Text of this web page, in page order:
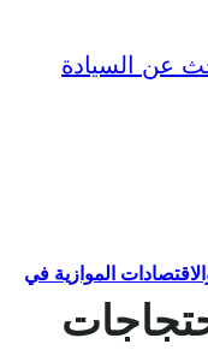
الموازية في